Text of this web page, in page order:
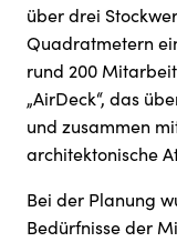
über drei
Quadratmetern
rund 200
„AirDeck“, das
und zusammen
architektonische
Bei der Planung
Bedürfnisse der